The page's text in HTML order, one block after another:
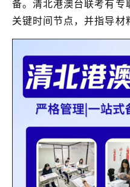
备。清北港澳台联考有专
关键时间节点，并指导材